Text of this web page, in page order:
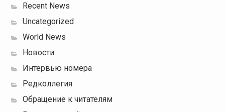
Recent News
Uncategorized
World News
Новости
Интервью номера
Редколлегия
Обращение к читателям